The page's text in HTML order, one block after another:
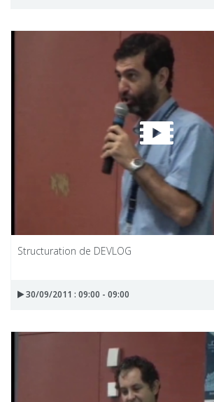
Structuration de DEVLOG
30/09/2011 : 09:00 - 09:00